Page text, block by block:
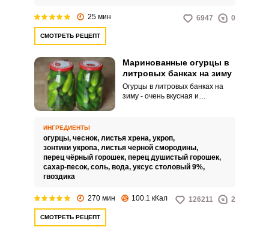
ботва добавляет в этот рецепт
нотку аромата и нежности,
25 мин 6947 0
СМОТРЕТЬ РЕЦЕПТ
Маринованные огурцы в
литровых банках на зиму
Огурцы в литровых банках на
зиму - очень вкусная и
главное отличие? Правильно,
маринованные огурцы
заливаются маринадом из
специй и имеют пряный кислый
вкус. Приготовив на зиму
хрустящие и ароматные.
ИНГРЕДИЕНТЫ
огурцы, чеснок, листья хрена, укроп,
зонтики укропа, листья черной смородины,
перец чёрный горошек, перец душистый горошек,
сахар-песок, соль, вода, уксус столовый 9%,
гвоздика
270 мин 100.1 кКал 126211 2
СМОТРЕТЬ РЕЦЕПТ